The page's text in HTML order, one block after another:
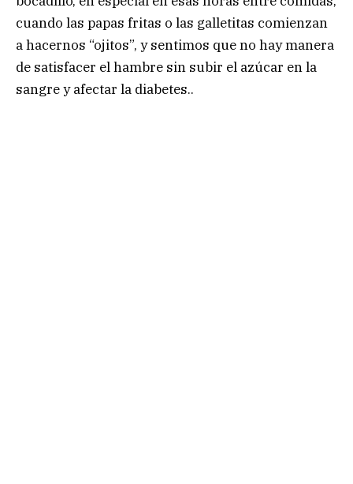
cuando las papas fritas o las galletitas comienzan
a hacernos “ojitos”, y sentimos que no hay manera
de satisfacer el hambre sin subir el azúcar en la
sangre y afectar la diabetes..